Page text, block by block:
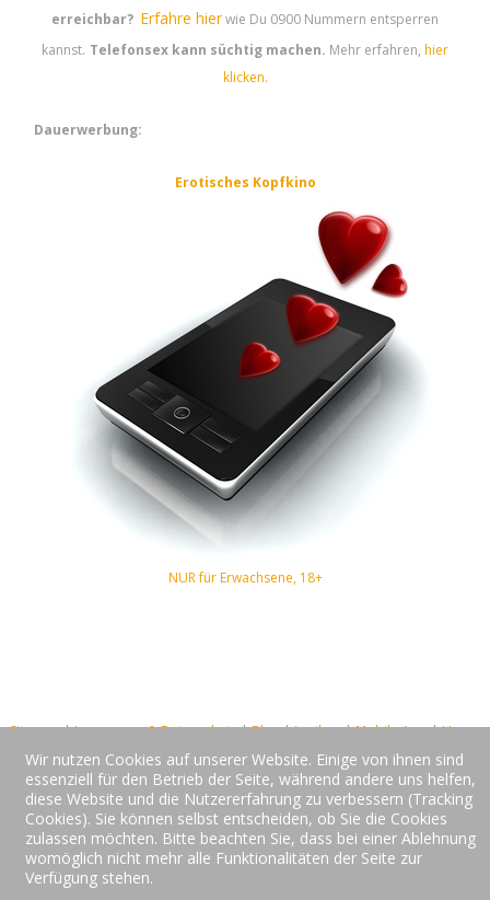
erreichbar? Erfahre hierwie Du 0900 Nummern entsperren
kannst. Telefonsex kann süchtig machen. Mehr erfahren, hier
klicken.
Dauerwerbung:
Erotisches Kopfkino
NUR für Erwachsene, 18+
Sitemap|Impressum & Datenschutz|Blog|Lexikon|Mobile App|Home
All Rights reserved
Wir nutzen Cookies auf unserer Website. Einige von ihnen sind
essenziell für den Betrieb der Seite, während andere uns helfen,
diese Website und die Nutzererfahrung zu verbessern (Tracking
Cookies). Sie können selbst entscheiden, ob Sie die Cookies
zulassen möchten. Bitte beachten Sie, dass bei einer Ablehnung
womöglich nicht mehr alle Funktionalitäten der Seite zur
Verfügung stehen.